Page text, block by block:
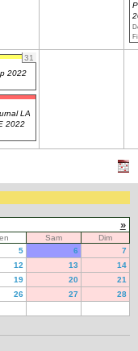
31
2022
LA
2022
»
Sam
Dim
5 6
7
12 13
14
19 20
21
26 27
28